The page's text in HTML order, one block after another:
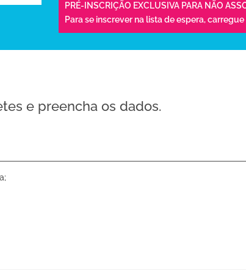
PRÉ-INSCRIÇÃO EXCLUSIVA PARA NÃO
Para se inscrever na lista de espera,carregue
e preencha os dados.